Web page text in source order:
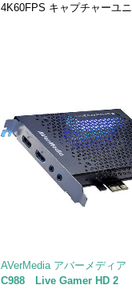
4K60FPS キャプチャーユニ
AVerMedia アバーメディア
C988 Live Gamer HD 2